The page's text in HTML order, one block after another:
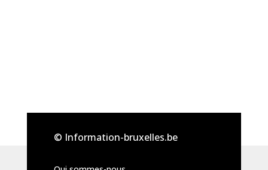
© Information-bruxelles.be